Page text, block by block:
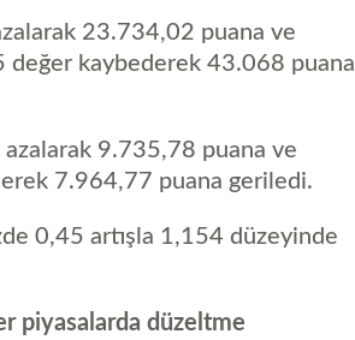
23.734,02 puana ve
değer kaybederek 43.068 puana
9.735,78 puana ve
7.964,77 puana geriledi.
0,45 artışla 1,154 düzeyinde
piyasalarda düzeltme